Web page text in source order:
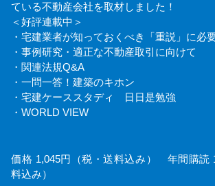
ている不動産会社を取材しました！
＜好評連載中＞
・宅建業者が知っておくべき「重説」に必
・事例研究・適正な不動産取引に向けて
・関連法規Q&A
・一問一答！建築のキホン
・宅建ケーススタディ 日日是勉強
・WORLD VIEW
価格 1,045円（税・送料込み） 年間購読
料込み）